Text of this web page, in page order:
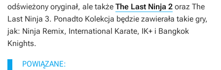
odświeżony oryginał, ale także The Last Ninja 2 oraz The
Last Ninja 3. Ponadto Kolekcja będzie zawierała takie gry,
jak: Ninja Remix, International Karate, IK+ i Bangkok
Knights.
POWIĄZANE: